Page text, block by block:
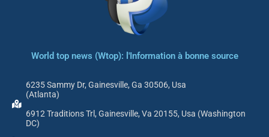
World top news (Wtop): l'Information à bonne source
6235 Sammy Dr, Gainesville, Ga 30506, Usa
(Atlanta)
6912 Traditions Trl, Gainesville, Va 20155, Usa (Washington
DC)